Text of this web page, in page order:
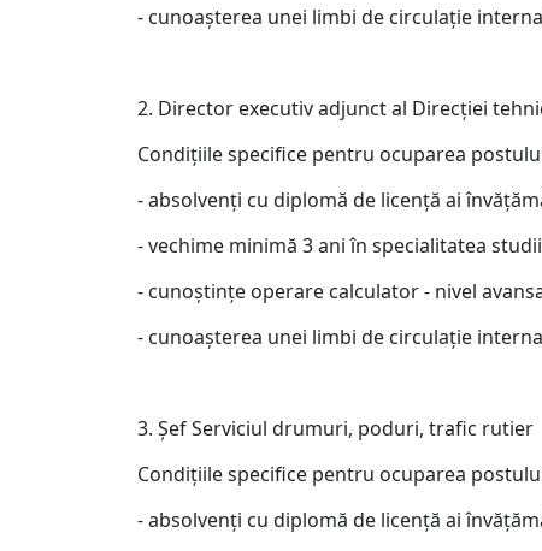
- cunoaşterea unei limbi de circulaţie
2. Director executiv adjunct al Direcţiei
Condiţiile specifice pentru ocuparea
- absolvenţi cu diplomă de licenţă ai
- vechime minimă 3 ani în specialitatea
- cunoştinţe operare calculator - nivel
- cunoaşterea unei limbi de circulaţie
3. Şef Serviciul drumuri, poduri, trafic rutier
Condiţiile specifice pentru ocuparea
- absolvenţi cu diplomă de licenţă ai